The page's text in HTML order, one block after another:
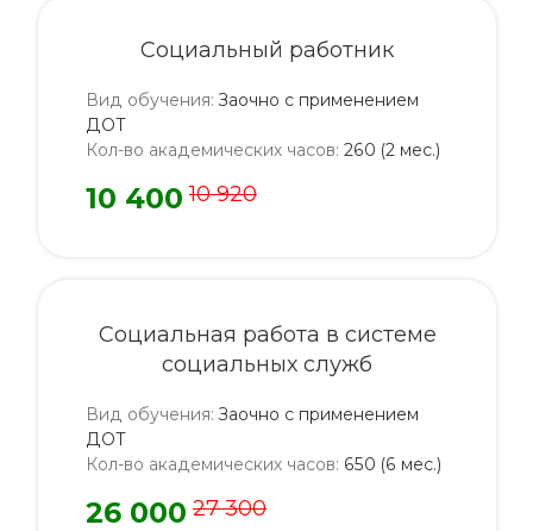
Социальный работник
Вид обучения: Заочно с применением
ДОТ
Кол-во академических часов: 260 (2 мес.)
10 400 10 920
Социальная работа в системе
социальных служб
Вид обучения: Заочно с применением
ДОТ
Кол-во академических часов: 650 (6 мес.)
26 000 27 300